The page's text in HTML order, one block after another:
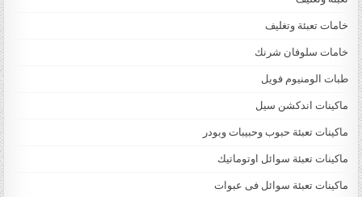
خامات تعبئة وتغليف
خامات سلوفان شرنك
طبات الومنيوم فويل
ماكينات اندكشن سيل
ماكينات تعبئة حبوب وحبيبات وبودر
ماكينات تعبئة سوائل اوتوماتيك
ماكينات تعبئة سوائل فى عبوات